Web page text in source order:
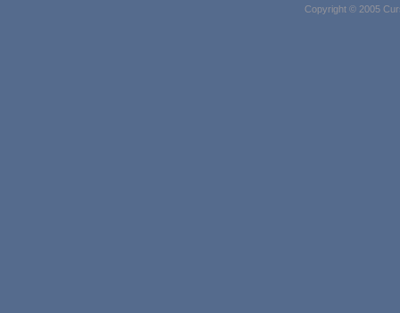
Copyright © 2005